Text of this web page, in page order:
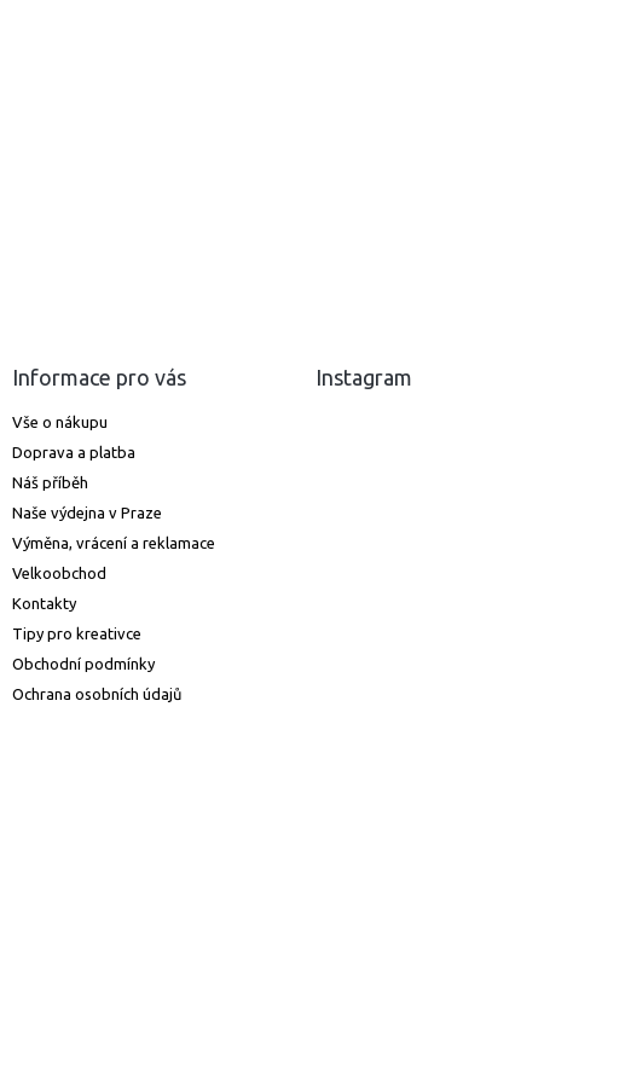
Informace pro vás
Vše o nákupu
Doprava a platba
Náš příběh
Naše výdejna v Praze
Výměna, vrácení a reklamace
Velkoobchod
Kontakty
Tipy pro kreativce
Obchodní podmínky
Ochrana osobních údajů
Instagram